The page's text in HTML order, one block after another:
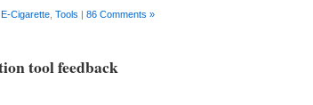
E-Cigarette, Tools | 86 Comments »
tool feedback